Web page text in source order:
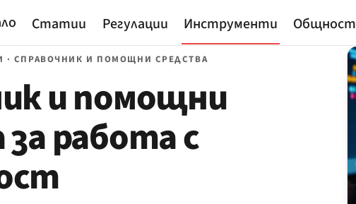
Статии Регулации Инструменти Общност
· СПРАВОЧНИК И ПОМОЩНИ СРЕДСТВА
и помощни
работа с